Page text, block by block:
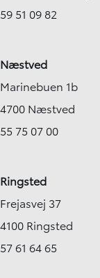
59 51 09 82
Næstved
Marinebuen 1b
4700 Næstved
55 75 07 00
Ringsted
Frejasvej 37
4100 Ringsted
57 61 64 65